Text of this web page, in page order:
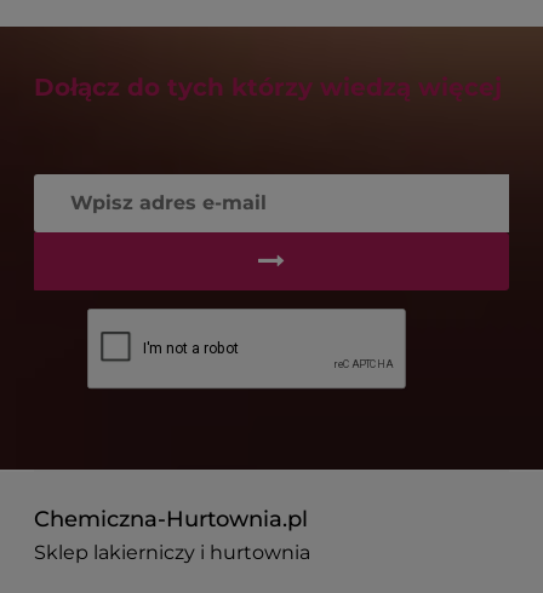
Dołącz do tych którzy wiedzą więcej
Chemiczna-Hurtownia.pl
Sklep lakierniczy i hurtownia